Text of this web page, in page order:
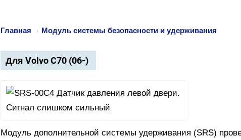
Главная › Модуль системы безопасности и удерживания
Для Volvo C70 (06-)
Модуль дополнительной системы удерживания (SRS)